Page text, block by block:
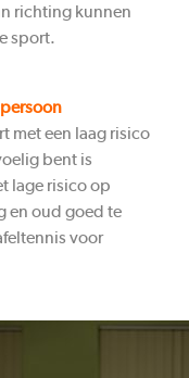
richting kunnen
sport.
met een laag risico
bent is
lage risico op
en oud goed te
voor